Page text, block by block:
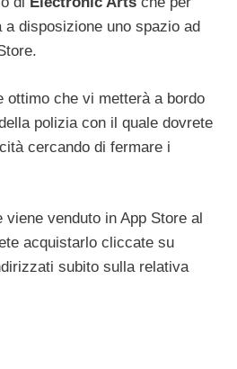
a disposizione uno spazio ad
ottimo che vi metterà a bordo
polizia con il quale dovrete
cercando di fermare i
venduto in App Store al
acquistarlo cliccate su
subito sulla relativa